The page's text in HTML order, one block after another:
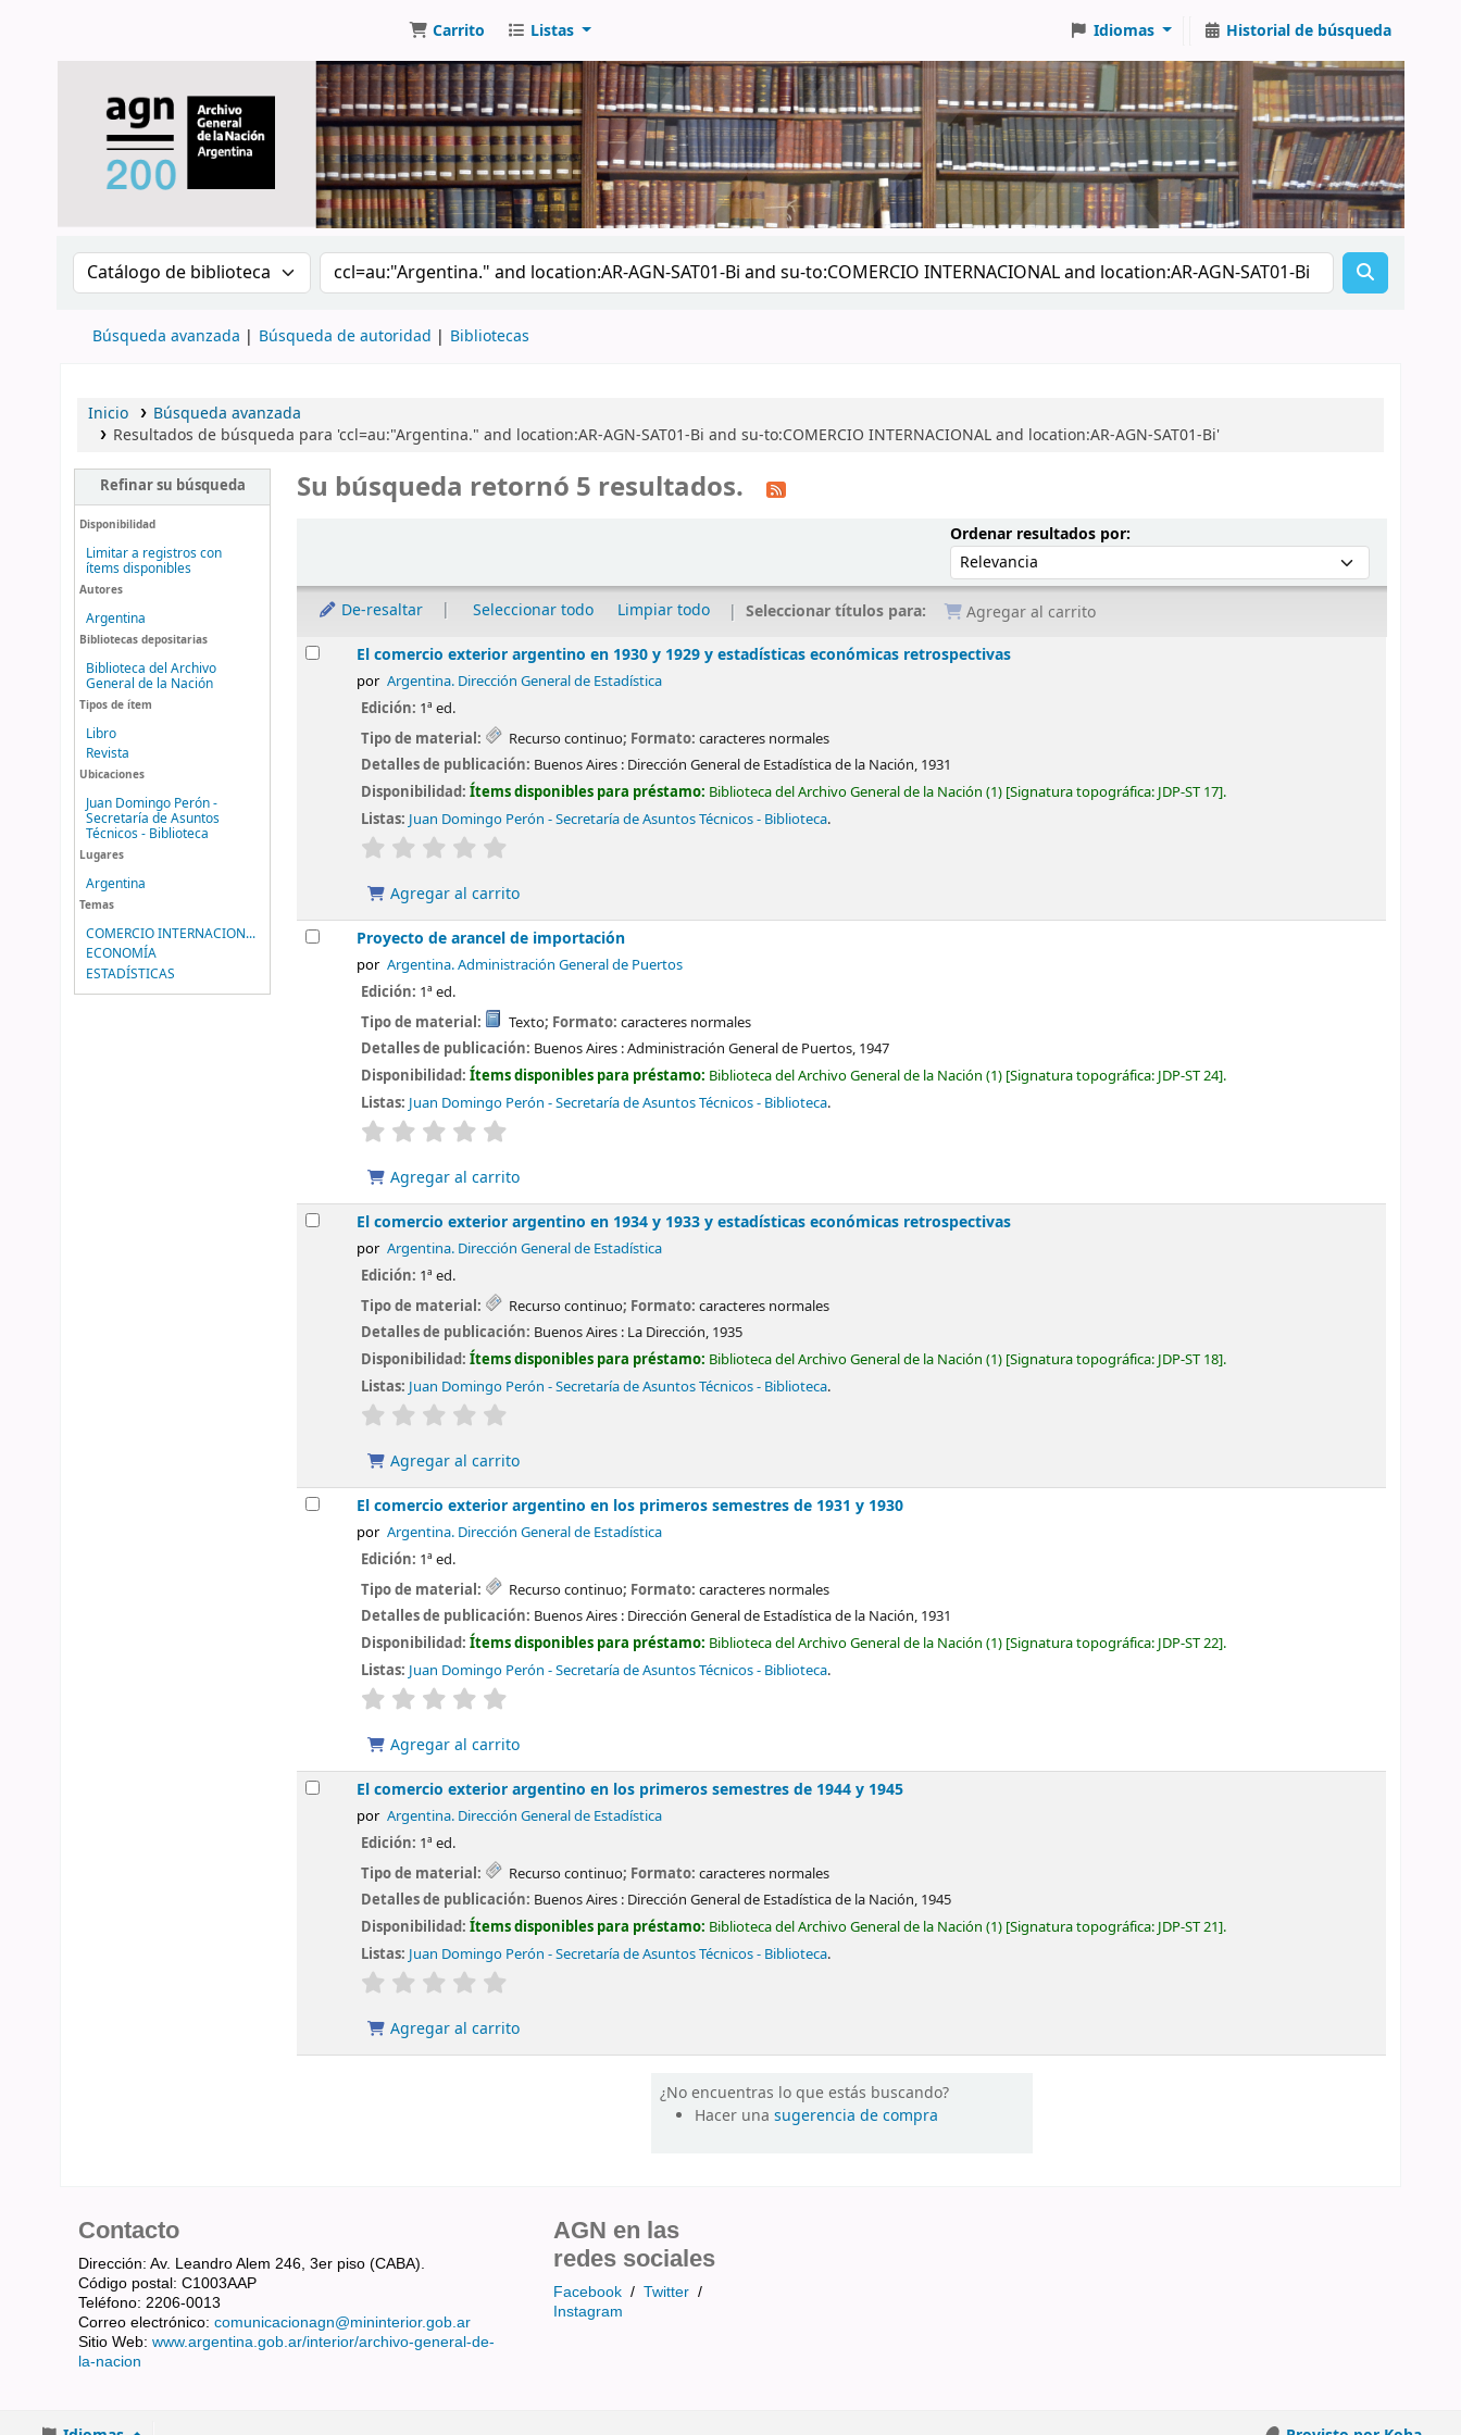
Carrito Listas Idiomas Historial de búsqueda
Buscar en el catálogo por: Buscar en el catálogo
Búsqueda avanzada Búsqueda de autoridad Bibliotecas
Inicio
Búsqueda avanzada
Resultados de búsqueda para 'ccl=au:"Argentina." and location:AR-AGN-SAT01-Bi and su-to:COMERCIO INTERNACIONAL and location:AR-AGN-SAT01-Bi'
Refinar su búsqueda
Disponibilidad
Limitar a registros con
ítems disponibles
Autores
Argentina
Bibliotecas depositarias
Biblioteca del Archivo
General de la Nación
Tipos de ítem
Libro
Revista
Ubicaciones
Juan Domingo Perón -
Secretaría de Asuntos
Técnicos - Biblioteca
Lugares
Argentina
Temas
COMERCIO INTERNACION...
ECONOMÍA
ESTADÍSTICAS
Su búsqueda retornó 5 resultados.
Ordenar resultados por:Ordenar por:
De-resaltar Seleccionar todo Limpiar todo Seleccionar títulos para:
Agregar al carrito
ResultadosEl comercio exterior argentino en 1930 y 1929 y estadísticas económicas retrospectivas
por Argentina. Dirección General de Estadística
Edición: 1ª ed.
Tipo de material:
Recurso continuo; Formato: caracteres normales
Detalles de publicación: Buenos Aires : Dirección General de Estadística de la Nación, 1931
Disponibilidad:Ítems disponibles para préstamo: Biblioteca del Archivo General de la Nación (1) Signatura topográfica: JDP-ST 17 .
Listas: Juan Domingo Perón - Secretaría de Asuntos Técnicos - Biblioteca.
valoración
Agregar al carrito
Proyecto de arancel de importación
por Argentina. Administración General de Puertos
Edición: 1ª ed.
Tipo de material:
Texto; Formato: caracteres normales
Detalles de publicación: Buenos Aires :Administración General de Puertos, 1947
Disponibilidad:Ítems disponibles para préstamo: Biblioteca del Archivo General de la Nación (1) Signatura topográfica: JDP-ST 24 .
Listas: Juan Domingo Perón - Secretaría de Asuntos Técnicos - Biblioteca.
valoración
Agregar al carrito
El comercio exterior argentino en 1934 y 1933 y estadísticas económicas retrospectivas
por Argentina. Dirección General de Estadística
Edición: 1ª ed.
Tipo de material:
Recurso continuo; Formato: caracteres normales
Detalles de publicación: Buenos Aires : La Dirección, 1935
Disponibilidad:Ítems disponibles para préstamo: Biblioteca del Archivo General de la Nación (1) Signatura topográfica: JDP-ST 18 .
Listas: Juan Domingo Perón - Secretaría de Asuntos Técnicos - Biblioteca.
valoración
Agregar al carrito
El comercio exterior argentino en los primeros semestres de 1931 y 1930
por Argentina. Dirección General de Estadística
Edición: 1ª ed.
Tipo de material:
Recurso continuo; Formato: caracteres normales
Detalles de publicación: Buenos Aires : Dirección General de Estadística de la Nación, 1931
Disponibilidad:Ítems disponibles para préstamo: Biblioteca del Archivo General de la Nación (1) Signatura topográfica: JDP-ST 22 .
Listas: Juan Domingo Perón - Secretaría de Asuntos Técnicos - Biblioteca.
valoración
Agregar al carrito
El comercio exterior argentino en los primeros semestres de 1944 y 1945
por Argentina. Dirección General de Estadística
Edición: 1ª ed.
Tipo de material:
Recurso continuo; Formato: caracteres normales
Detalles de publicación: Buenos Aires : Dirección General de Estadística de la Nación, 1945
Disponibilidad:Ítems disponibles para préstamo: Biblioteca del Archivo General de la Nación (1) Signatura topográfica: JDP-ST 21 .
Listas: Juan Domingo Perón - Secretaría de Asuntos Técnicos - Biblioteca.
valoración
Agregar al carrito
¿No encuentras lo que estás buscando?
Hacer unasugerencia de compra
Contacto
Dirección: Av. Leandro Alem 246, 3er piso (CABA).
Código postal: C1003AAP
Teléfono: 2206-0013
Correo electrónico: comunicacionagn@mininterior.gob.ar
Sitio Web: www.argentina.gob.ar/interior/archivo-general-de-
la-nacion
AGN en las
redes sociales
Facebook / Twitter /
Instagram